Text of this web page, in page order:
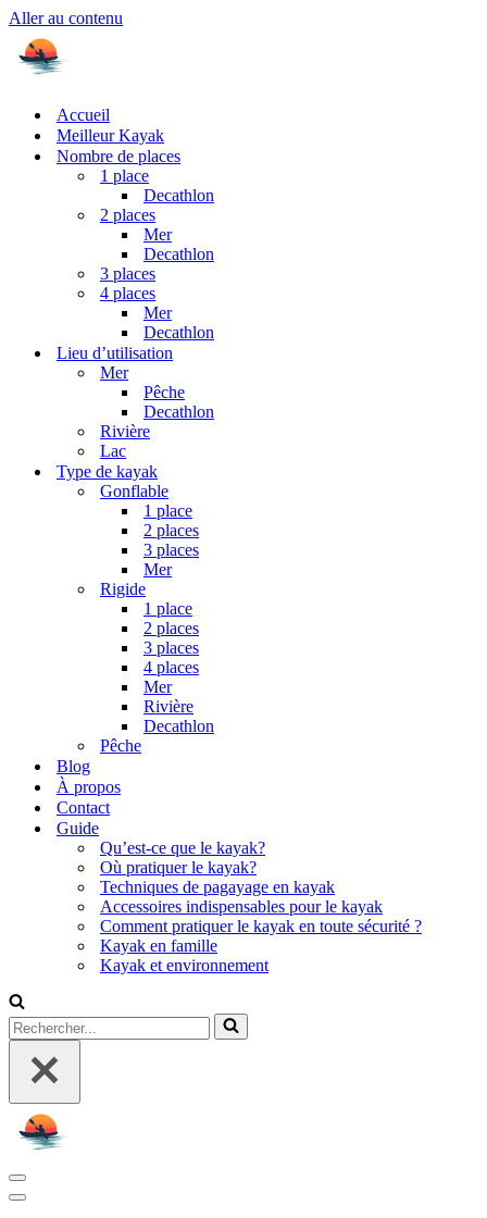
Aller au contenu
Accueil
Meilleur Kayak
Nombre de places
1 place
Decathlon
2 places
Mer
Decathlon
3 places
4 places
Mer
Decathlon
Lieu d’utilisation
Mer
Pêche
Decathlon
Rivière
Lac
Type de kayak
Gonflable
1 place
2 places
3 places
Mer
Rigide
1 place
2 places
3 places
4 places
Mer
Rivière
Decathlon
Pêche
Blog
À propos
Contact
Guide
Qu’est-ce que le kayak?
Où pratiquer le kayak?
Techniques de pagayage en kayak
Accessoires indispensables pour le kayak
Comment pratiquer le kayak en toute sécurité ?
Kayak en famille
Kayak et environnement
Rechercher...
Menu
de
Menu